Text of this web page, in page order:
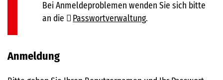
Bei Anmeldeproblemen wenden Sie sich bitte
an die
Passwortverwaltung.
Anmeldung